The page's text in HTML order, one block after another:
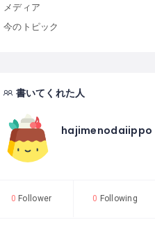
メディア
今のトピック
書いてくれた人
hajimenodaiippo
0 Follower 0 Following